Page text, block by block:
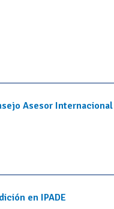
Asesor Internacional
en IPADE